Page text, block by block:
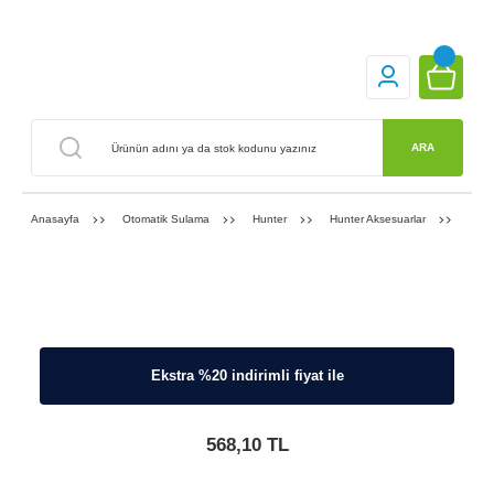
ARA
Anasayfa Otomatik Sulama Hunter Hunter Aksesuarlar
Ekstra %20 indirimli fiyat ile
568,10 TL